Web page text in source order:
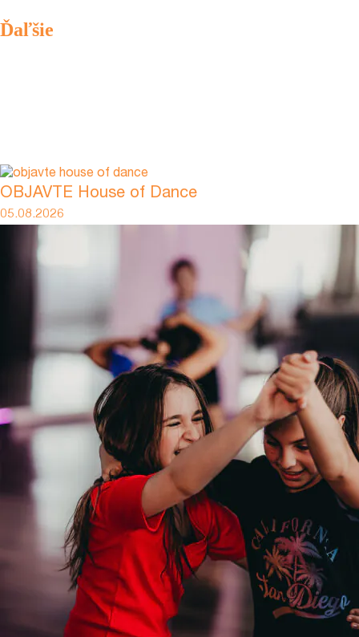
Ďaľšie
OBJAVTE House of Dance
05.08.2026